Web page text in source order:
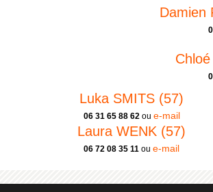
Damien
Luka SMITS (57)
06 31 65 88 62 ou e-mail
Laura WENK (57)
06 72 08 35 11 oue-mail